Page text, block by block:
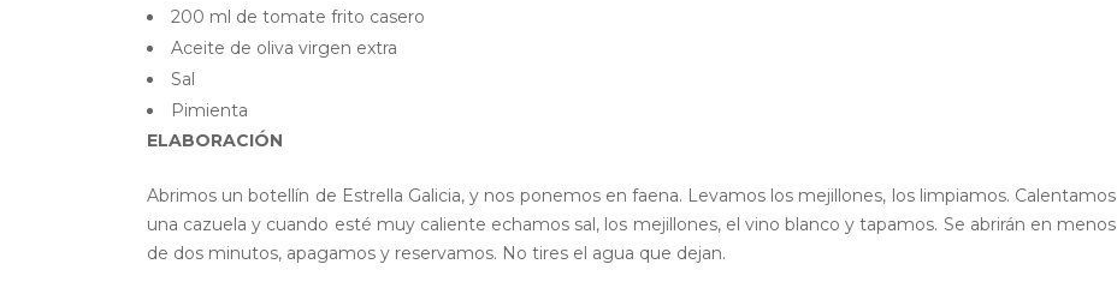
200 ml de tomate frito casero
Aceite de oliva virgen extra
Sal
Pimienta
ELABORACIÓN
Abrimos un botellín de Estrella Galicia, y nos ponemos en faena. Levamos los mejillones, los limpiamos. Calentamos
una cazuela y cuando esté muy caliente echamos sal, los mejillones, el vino blanco y tapamos. Se abrirán en menos
de dos minutos, apagamos y reservamos. No tires el agua que dejan.